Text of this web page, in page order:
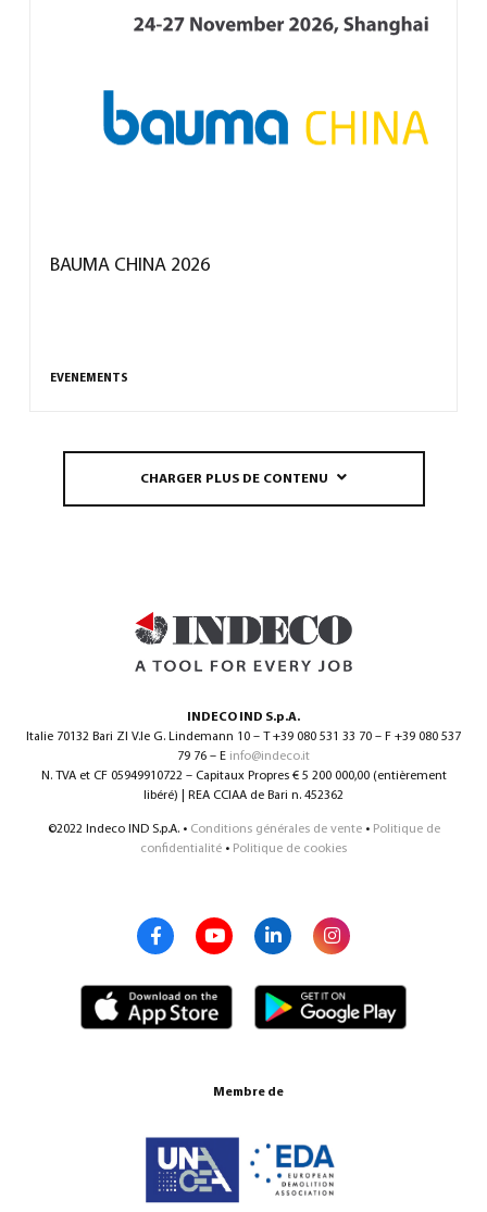
BAUMA CHINA 2026
EVENEMENTS
CHARGER PLUS DE CONTENU
INDECO IND S.p.A.
Italie 70132 Bari ZI V.le G. Lindemann 10 – T +39 080 531 33 70 – F +39 080 537
79 76 – E info@indeco.it
N. TVA et CF 05949910722 – Capitaux Propres € 5 200 000,00 (entièrement
libéré) | REA CCIAA de Bari n. 452362
©2022 Indeco IND S.p.A. • Conditions générales de vente• Politique de
confidentialité • Politique de cookies
Membre de